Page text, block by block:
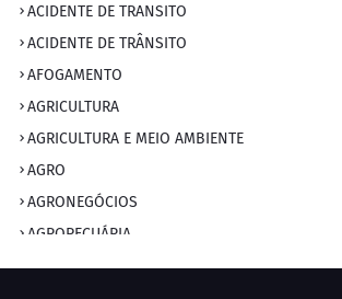
ACIDENTE DE TRANSITO
ACIDENTE DE TRÂNSITO
AFOGAMENTO
AGRICULTURA
AGRICULTURA E MEIO AMBIENTE
AGRO
AGRONEGÓCIOS
AGROPECUÁRIA
AMBIENTE